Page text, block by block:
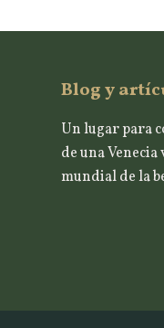
Blog y
Un lugar para
de una
mundial de la